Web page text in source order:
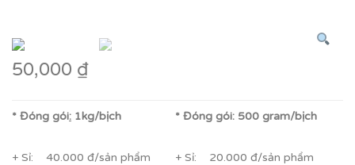
50,000 ₫
* Đóng gói: 1kg/bịch
+ Sỉ: 40.000 đ/sản phẩm
* Đóng gói: 500 gram/bịch
+ Sỉ: 20.000 đ/sản phẩm